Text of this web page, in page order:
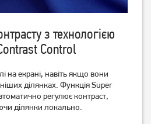
з технологією
Control
на екрані, навіть якщо вони
ділянках. Функція Super
регулює контраст,
ділянки локально.